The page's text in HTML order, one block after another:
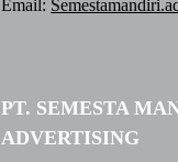
Email:
PT. SEMESTA
ADVERTISING